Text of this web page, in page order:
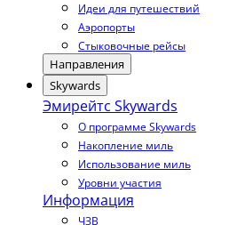
Идеи для путешествий
Аэропорты
Стыковочные рейсы
Направления
Skywards
Эмирейтс Skywards
О программе Skywards
Накопление миль
Использование миль
Уровни участия
Информация
ЧЗВ